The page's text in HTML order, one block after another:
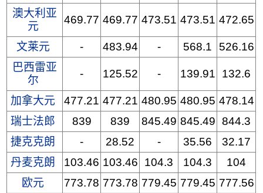
澳大利亚
元
469.77 469.77 473.51 473.51 472.65
文莱元 - 483.94 - 568.1
526.16
巴西雷亚
尔
- 125.52 - 139.91 132.6
加拿大元 477.21 477.21 480.95 480.95 478.14
瑞士法郎
839 839 845.49 845.49 844.3
捷克克朗
- 28.52 - 35.56
32.17
丹麦克朗
103.46 103.46 104.3 104.3
104
欧元
773.78 773.78 779.45 779.45 777.56